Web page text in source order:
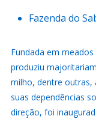
Fazenda do
Fundada em
produziu
milho, dentre
suas dependências
direção, foi